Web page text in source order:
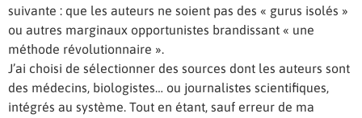
suivante : que les auteurs ne soient pas des « gurus isolés »
ou autres marginaux opportunistes brandissant « une
méthode révolutionnaire ».
J’ai choisi de sélectionner des sources dont les auteurs sont
des médecins, biologistes… ou journalistes scientifiques,
intégrés au système. Tout en étant, sauf erreur de ma